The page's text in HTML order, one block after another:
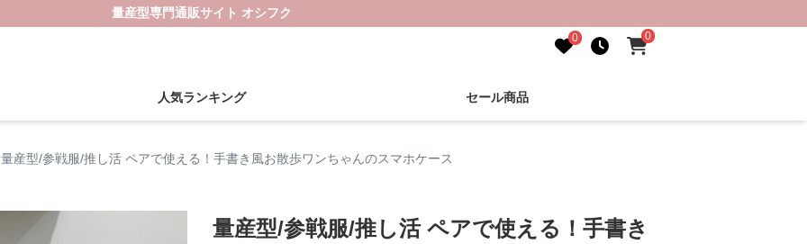
量産型専門通販サイト オシフク
0 0
人気ランキング セール商品
量産型/参戦服/推し活 ペアで使える！手書き風お散歩ワンちゃんのスマホケース
量産型/参戦服/推し活 ペアで使える！手書き